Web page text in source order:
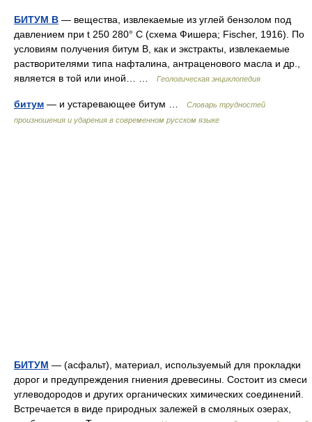
БИТУМ B — вещества, извлекаемые из углей бензолом под
давлением при t 250 280° C (схема Фишера; Fischer, 1916). По
условиям получения битум B, как и экстракты, извлекаемые
растворителями типа нафталина, антраценового масла и др.,
является в той или иной… …
Геологическая энциклопедия
битум — и устаревающее битум …
Словарь трудностей
произношения и ударения в современном русском языке
БИТУМ — (асфальт), материал, используемый для прокладки
дорог и предупреждения гниения древесины. Состоит из смеси
углеводородов и других органических химических соединений.
Встречается в виде природных залежей в смоляных озерах,